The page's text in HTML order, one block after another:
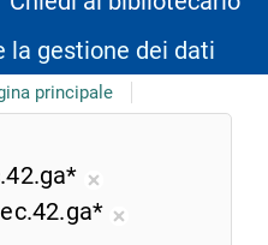
la gestione dei dati
principale
Rimuovi
dalla